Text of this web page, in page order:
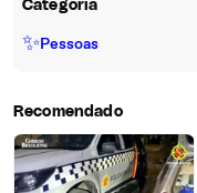
Categoria
✨Pessoas
Recomendado